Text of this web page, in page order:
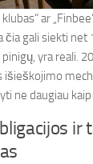
ar
gali siekti net
yra reali.
išieškojimo
ne daugiau
ir